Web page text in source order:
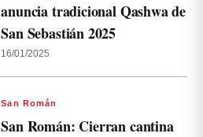
anuncia tradicional Qashwa de
San Sebastián 2025
16/01/2025
San Román
San Román: Cierran cantina